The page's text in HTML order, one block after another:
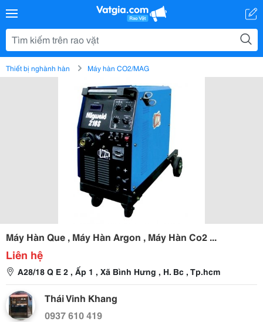
Thiết bị nghành hàn Máy hàn CO2/MAG
Máy Hàn Que , Máy Hàn Argon , Máy Hàn Co2 ...
Liên hệ
A28/18 Q E 2 , Ấp 1 , Xã Bình Hưng , H. Bc , Tp.hcm
Thái Vinh Khang
0937 610 419